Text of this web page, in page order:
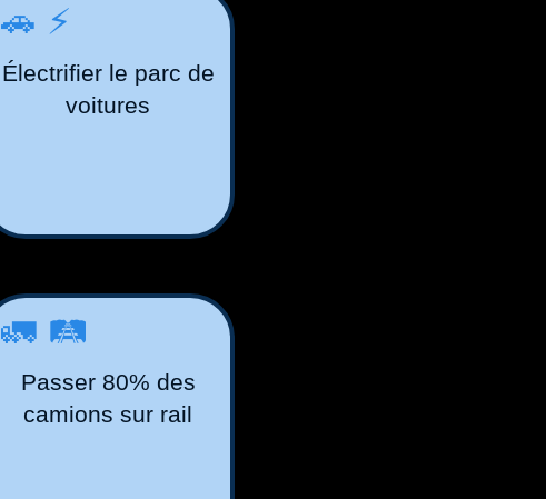
🚗⚡️
Électrifier le parc de
voitures
🚛🛤️
Passer 80% des
camions sur rail